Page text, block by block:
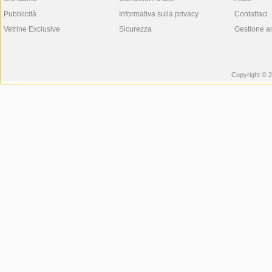
Pubblicità
Vetrine Exclusive
Informativa sulla privacy
Sicurezza
Contattaci
Gestione
Copyright ©